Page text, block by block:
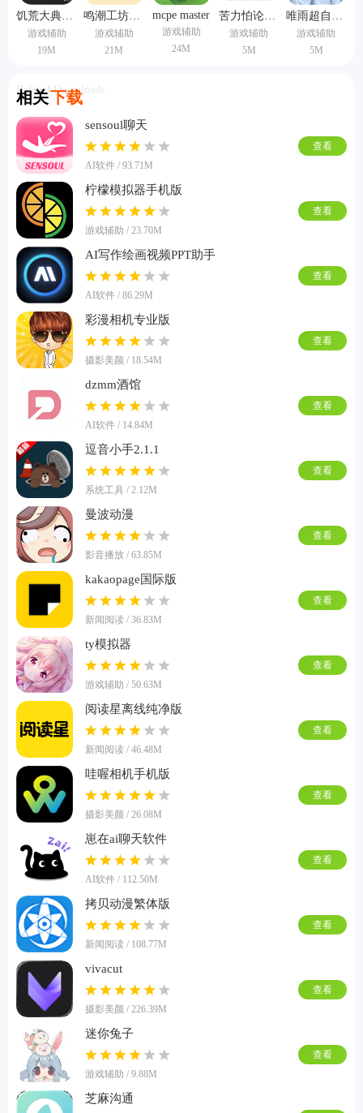
饥荒大典离线版
游戏辅助
19M
鸣潮工坊小助手
游戏辅助
21M
mcpe master
游戏辅助
24M
苦力怕论坛模组
游戏辅助
5M
唯雨超自然20.0静默版本
游戏辅助
5M
相关下载
Related Downloads
sensoul聊天
AI软件 / 93.71M
查看
柠檬模拟器手机版
游戏辅助 / 23.70M
查看
AI写作绘画视频PPT助手
AI软件 / 86.29M
查看
彩漫相机专业版
摄影美颜 / 18.54M
查看
dzmm酒馆
AI软件 / 14.84M
查看
逗音小手2.1.1
系统工具 / 2.12M
查看
曼波动漫
影音播放 / 63.85M
查看
kakaopage国际版
新闻阅读 / 36.83M
查看
ty模拟器
游戏辅助 / 50.63M
查看
阅读星离线纯净版
新闻阅读 / 46.48M
查看
哇喔相机手机版
摄影美颜 / 26.08M
查看
崽在ai聊天软件
AI软件 / 112.50M
查看
拷贝动漫繁体版
新闻阅读 / 108.77M
查看
vivacut
摄影美颜 / 226.39M
查看
迷你兔子
游戏辅助 / 9.88M
查看
芝麻沟通